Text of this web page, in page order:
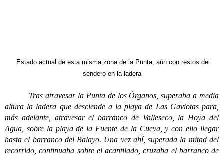
Estado actual de esta misma zona de la Punta, aún con restos del
sendero en la ladera
Tras atravesar la Punta de los Órganos, superaba a media
altura la ladera que desciende a la playa de Las Gaviotas para,
más adelante, atravesar el barranco de Valleseco, la Hoya del
Agua, sobre la playa de la Fuente de la Cueva, y con ello llegar
hasta el barranco del Balayo. Una vez ahí, superada la mitad del
recorrido, continuaba sobre el acantilado, cruzaba el barranco de